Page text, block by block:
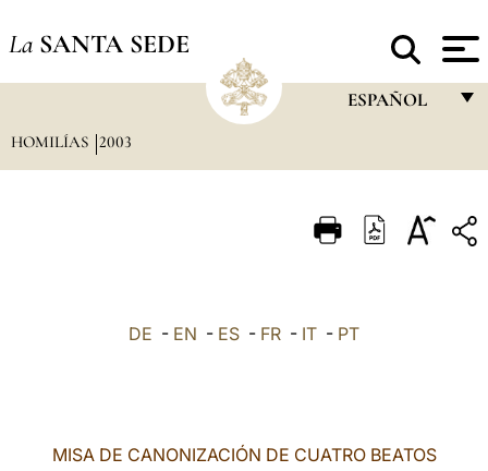
La SANTA SEDE
ESPAÑOL
ITALIANO
HOMILÍAS 2003
DE - EN - ES - FR - IT - PT
MISA DE CANONIZACIÓN DE CUATRO BEATOS